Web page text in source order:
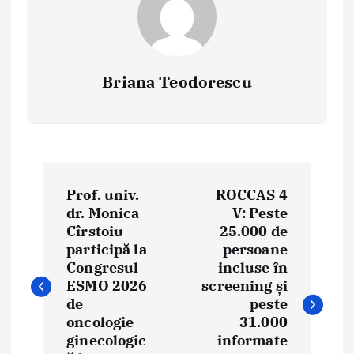
Briana Teodorescu
t
n
Prof. univ.
dr. Monica
Cîrstoiu
participă la
Congresul
ESMO 2026
de
oncologie
ginecologic
ROCCAS 4
V: Peste
25.000 de
persoane
incluse în
screening și
peste
31.000
informate